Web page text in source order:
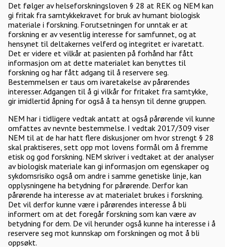
Det følger av helseforskningsloven § 28 at REK og NEM kan
gi fritak fra samtykkekravet for bruk av humant biologisk
materiale i forskning. Forutsetningen for unntak er at
forskning er av vesentlig interesse for samfunnet, og at
hensynet til deltakernes velferd og integritet er ivaretatt.
Det er videre et vilkår at pasienten på forhånd har fått
informasjon om at dette materialet kan benyttes til
forskning og har fått adgang til å reservere seg.
Bestemmelsen er taus om ivaretakelse av pårørendes
interesser. Adgangen til å gi vilkår for fritaket fra samtykke,
gir imidlertid åpning for også å ta hensyn til denne gruppen.
NEM har i tidligere vedtak antatt at også pårørende vil kunne
omfattes av nevnte bestemmelse. I vedtak 2017/309 viser
NEM til at de har hatt flere diskusjoner om hvor strengt § 28
skal praktiseres, sett opp mot lovens formål om å fremme
etisk og god forskning. NEM skriver i vedtaket at der analyser
av biologisk materiale kan gi informasjon om egenskaper og
sykdomsrisiko også om andre i samme genetiske linje, kan
opplysningene ha betydning for pårørende. Derfor kan
pårørende ha interesse av at materialet brukes i forskning.
Det vil derfor kunne være i pårørendes interesse å bli
informert om at det foregår forskning som kan være av
betydning for dem. De vil herunder også kunne ha interesse i å
reservere seg mot kunnskap om forskningen og mot å bli
oppsøkt.